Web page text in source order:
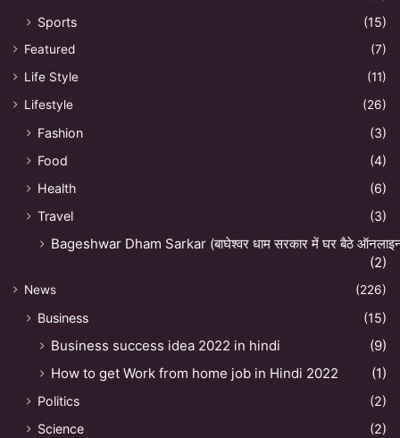
Sports
(15)
Featured
(7)
Life Style
(11)
Lifestyle
(26)
Fashion
(3)
Food
(4)
Health
(6)
Travel
(3)
Bageshwar Dham Sarkar (बाघेश्वर धाम सरकार में घर बैठे
(2)
News (226)
Business (15)
Business success idea 2022 in hindi
(9)
How to get Work from home job in Hindi 2022
(1)
Politics
(2)
Science
(2)